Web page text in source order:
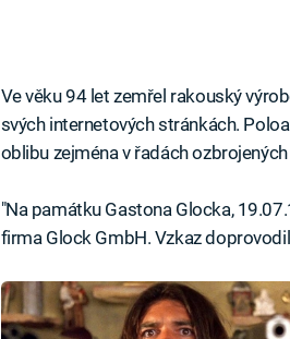
Ve věku 94 let zemřel rakouský
svých internetových stránkách.
oblibu zejména v řadách
"Na památku Gastona Glocka,
firma Glock GmbH. Vzkaz